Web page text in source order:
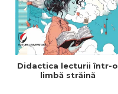
Didactica lecturii într-o
limbă străină